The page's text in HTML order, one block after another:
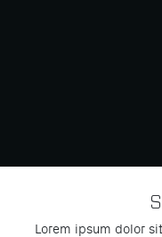
Lorem ipsum dolor